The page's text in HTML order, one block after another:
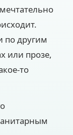
по другим
или прозе,
то